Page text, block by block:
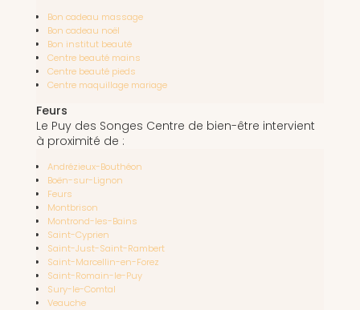
Bon cadeau massage
Bon cadeau noël
Bon institut beauté
Centre beauté mains
Centre beauté pieds
Centre maquillage mariage
Feurs
Le Puy des Songes Centre de bien-être intervient
à proximité de :
Andrézieux-Bouthéon
Boën-sur-Lignon
Feurs
Montbrison
Montrond-les-Bains
Saint-Cyprien
Saint-Just-Saint-Rambert
Saint-Marcellin-en-Forez
Saint-Romain-le-Puy
Sury-le-Comtal
Veauche